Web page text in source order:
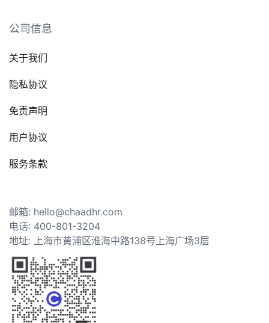
公司信息
关于我们
隐私协议
免责声明
用户协议
服务条款
邮箱: hello@chaadhr.com
电话: 400-801-3204
地址: 上海市黄浦区淮海中路138号上海广场3层